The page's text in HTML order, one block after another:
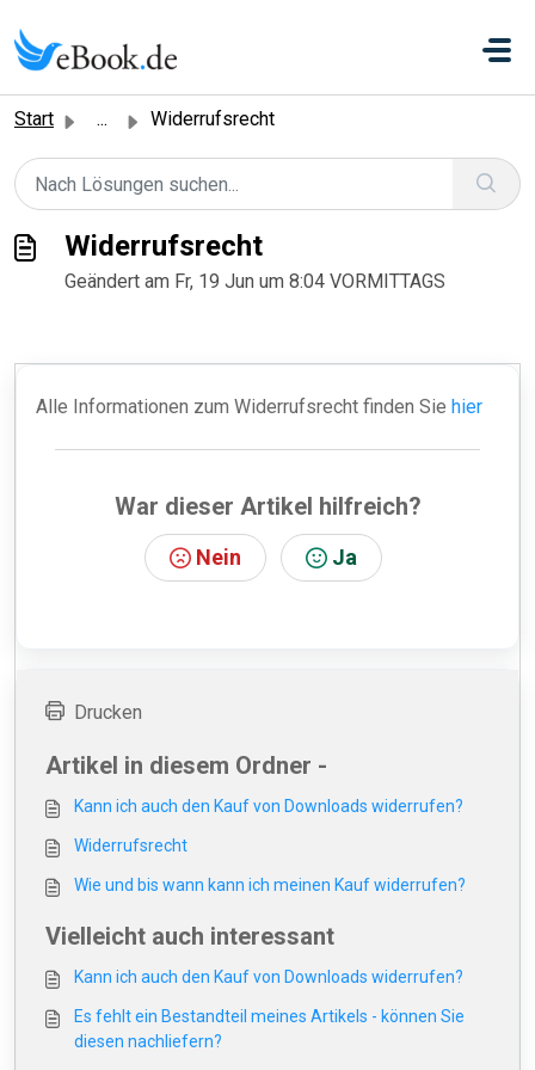
Start ... Widerrufsrecht
Widerrufsrecht
Geändert am Fr, 19 Jun um 8:04 VORMITTAGS
Alle Informationen zum Widerrufsrecht finden Sie hier
War dieser Artikel hilfreich?
Nein Ja
Drucken
Artikel in diesem Ordner -
Kann ich auch den Kauf von Downloads widerrufen?
Widerrufsrecht
Wie und bis wann kann ich meinen Kauf widerrufen?
Vielleicht auch interessant
Kann ich auch den Kauf von Downloads widerrufen?
Es fehlt ein Bestandteil meines Artikels - können Sie
diesen nachliefern?